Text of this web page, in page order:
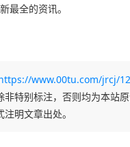
最全的资讯。
www.00tu.com/jrcj/
非特别标注，否则均为本站
明文章出处。